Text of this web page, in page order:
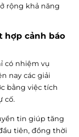
rộng khả năng
hợp cảnh báo
có nhiệm vụ
nay các giải
bằng việc tích
cố.
tin giúp tăng
tiên, đồng thời